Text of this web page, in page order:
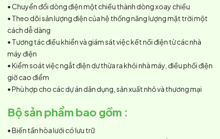
• Chuyển đổi dòng điện một chiều thành dòng xoay chiều
• Theo dõi sản lượng điện của hệ thống năng lượng mặt trời một
cách dễ dàng
• Tương tác điều khiển và giám sát việc kết nối điện từ các nhà
máy điện
• Kiểm soát việc ngắt điện dư thừa ra khỏi nhà máy, điều phối điện
giờ cao điểm
• Phù hợp cho các dự án dân dụng, sản xuất nhỏ và thương mại
Bộ sản phẩm bao gồm :
• Biến tần hòa lưới có lưu trữ